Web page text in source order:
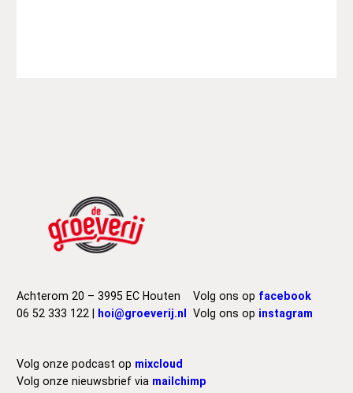
Achterom 20 – 3995 EC Houten
06 52 333 122 | hoi@groeverij.nl
Volg ons op facebook
Volg ons op instagram
Volg onze podcast op mixcloud
Volg onze nieuwsbrief via mailchimp